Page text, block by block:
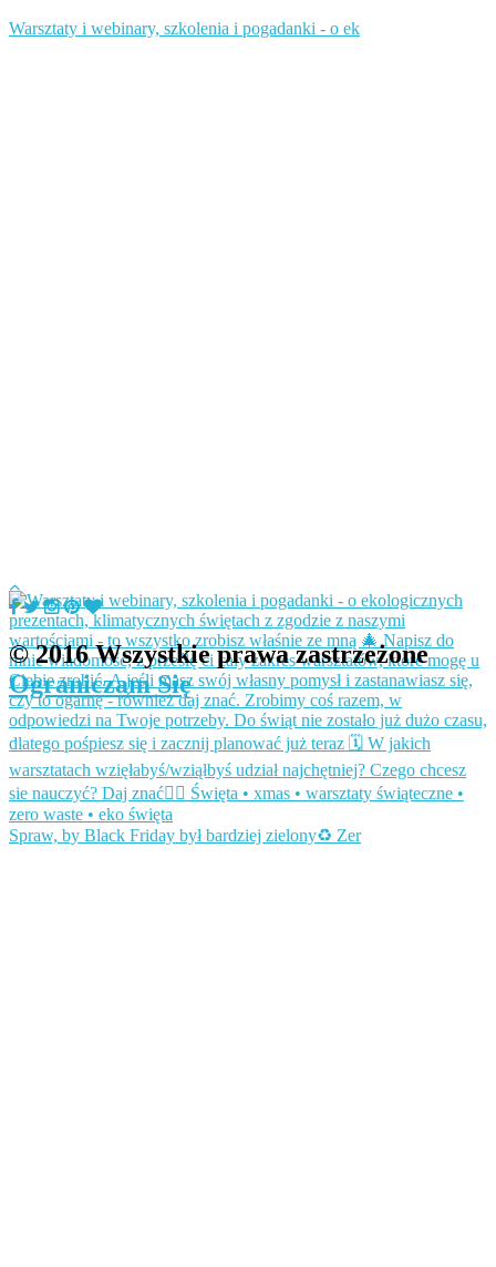
Warsztaty i webinary, szkolenia i pogadanki - o ek
Spraw, by Black Friday był bardziej zielony♻️ Zer
© 2016 Wszystkie prawa zastrzeżone
Ograniczam Się